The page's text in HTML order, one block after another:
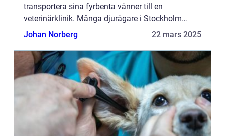
transportera sina fyrbenta vänner till en
veterinärklinik. Många djurägare i Stockholm
söker därför efter alternativa l...
Johan Norberg 22 mars 2025